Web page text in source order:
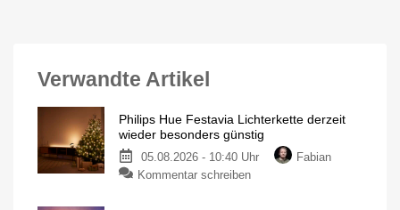
Verwandte Artikel
Philips Hue Festavia Lichterkette derzeit
wieder besonders günstig
05.08.2026 - 10:40 Uhr
Fabian
Kommentar schreiben